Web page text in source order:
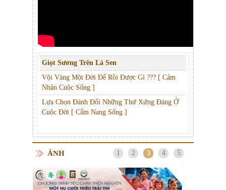
Giọt Sương Trên Lá Sen
Vội Vàng Một Đời Để Rồi Được Gì ??? [ Cảm
Nhận Cuộc Sống ]
Lựa Chọn Đánh Đổi Những Thứ Xứng Đáng Ở
Cuộc Đời [ Cẩm Nang Sống ]
ẢNH 1 2 3 4 5